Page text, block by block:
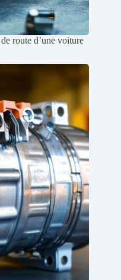
route d’une voiture